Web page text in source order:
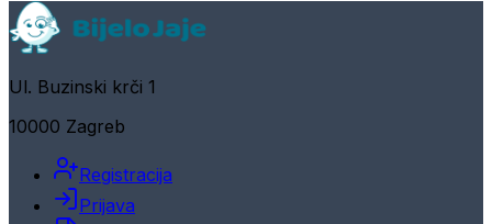
Ul. Buzinski krči 1
10000 Zagreb
Registracija
Prijava